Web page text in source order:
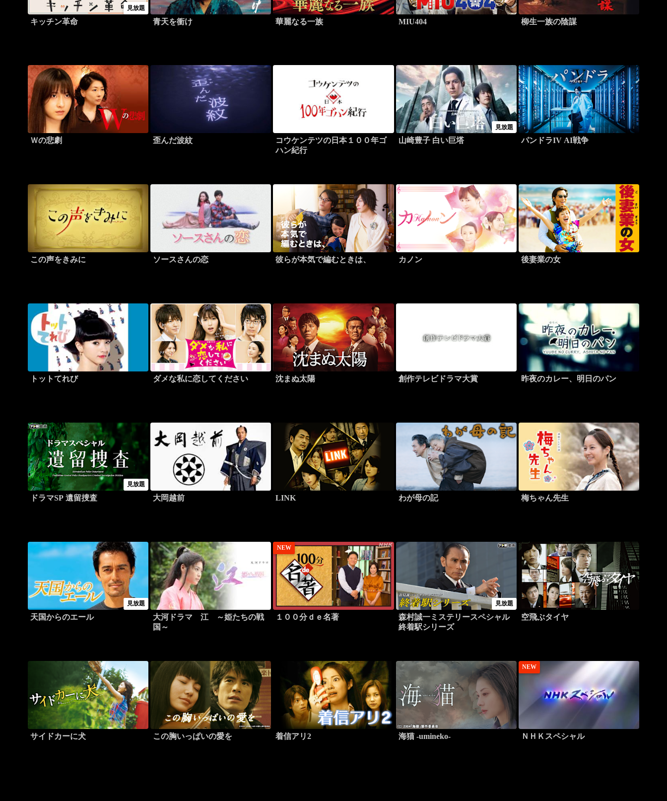
見放題
キッチン革命 青天を衝け 華麗なる一族 MIU404 柳生一族の陰謀
Ｗの悲劇 歪んだ波紋
コウケンテツの日本１００年ゴ
ハン紀行
見放題
山崎豊子 白い巨塔 パンドラIV AI戦争
この声をきみに ソースさんの恋 彼らが本気で編むときは、 カノン 後妻業の女
トットてれび ダメな私に恋してください 沈まぬ太陽 創作テレビドラマ大賞 昨夜のカレー、明日のパン
見放題
ドラマSP 遺留捜査 大岡越前 LINK わが母の記 梅ちゃん先生
見放題
天国からのエール
大河ドラマ 江 ～姫たちの戦
国～
NEW
１００分ｄｅ名著
見放題
森村誠一ミステリースペシャル
終着駅シリーズ
空飛ぶタイヤ
サイドカーに犬 この胸いっぱいの愛を 着信アリ2 海猫 -umineko-
NEW
ＮＨＫスペシャル